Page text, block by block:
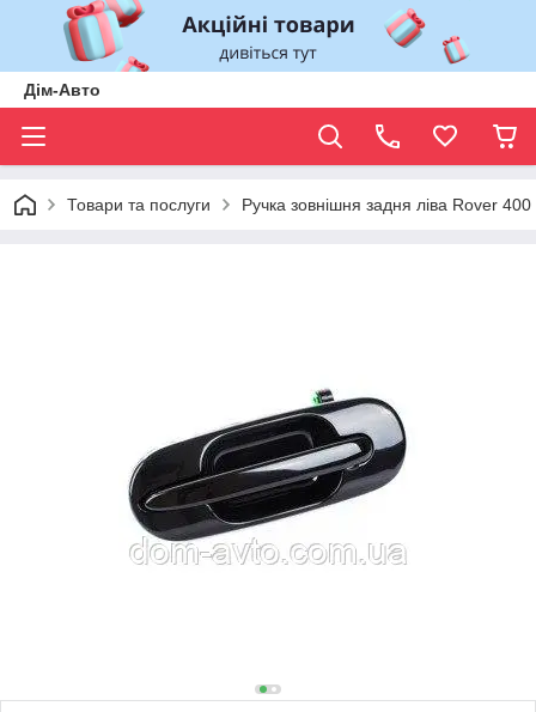
Дім-Авто
Товари та послуги Ручка зовнішня задня ліва Rover 400